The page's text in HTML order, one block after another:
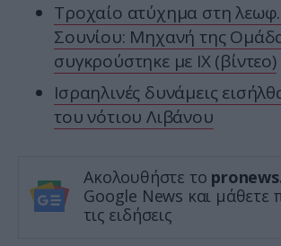
Τροχαίο ατύχημα στη
Σουνίου: Μηχανή της
συγκρούστηκε με ΙΧ (βίντεο)
Ισραηλινές δυνάμεις
του νότιου Λιβάνου
Ακολουθήστε το
Google News και μάθετε
τις ειδήσεις